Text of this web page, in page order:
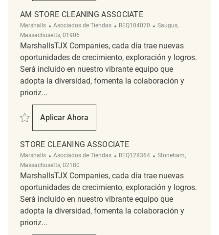
AM STORE CLEANING ASSOCIATE
Marshalls Categoría
Asociados de Tiendas ReqId
REQ104070 Ubicación
Saugus,
Massachusetts, 01906
MarshallsTJX Companies, cada día trae nuevas
oportunidades de crecimiento, exploración y logros.
Será incluido en nuestro vibrante equipo que
adopta la diversidad, fomenta la colaboración y
prioriz...
Salvar AM Store Cleaning Associate REQ104070
Aplicar Ahora
AM Store Cleaning Associate
STORE CLEANING ASSOCIATE
Marshalls Categoría
Asociados de Tiendas ReqId
REQ128364 Ubicación
Stoneham,
Massachusetts, 02180
MarshallsTJX Companies, cada día trae nuevas
oportunidades de crecimiento, exploración y logros.
Será incluido en nuestro vibrante equipo que
adopta la diversidad, fomenta la colaboración y
prioriz...